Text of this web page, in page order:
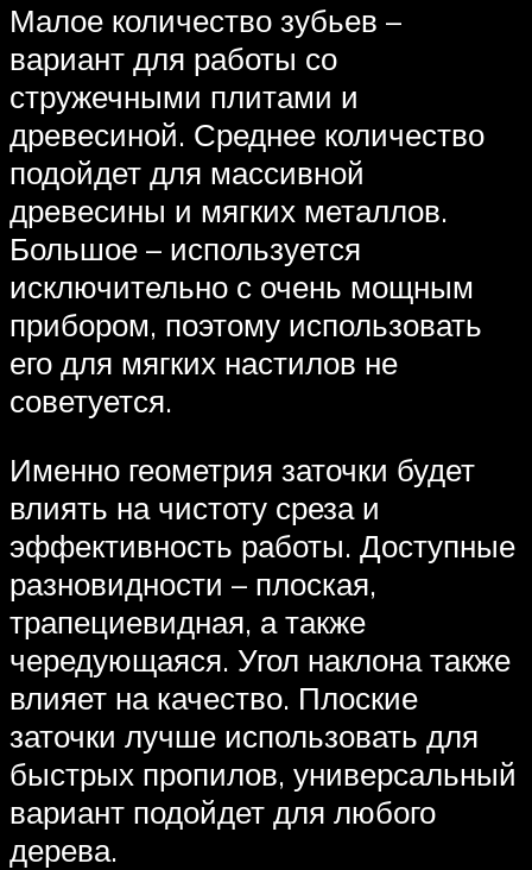
Малое количество зубьев –
вариант для работы со
стружечными плитами и
древесиной. Среднее количество
подойдет для массивной
древесины и мягких металлов.
Большое – используется
исключительно с очень мощным
прибором, поэтому использовать
его для мягких настилов не
советуется.
Именно геометрия заточки будет
влиять на чистоту среза и
эффективность работы. Доступные
разновидности – плоская,
трапециевидная, а также
чередующаяся. Угол наклона также
влияет на качество. Плоские
заточки лучше использовать для
быстрых пропилов, универсальный
вариант подойдет для любого
дерева.